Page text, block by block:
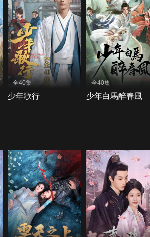
全40集
少年歌行
全40集
少年白馬醉春風